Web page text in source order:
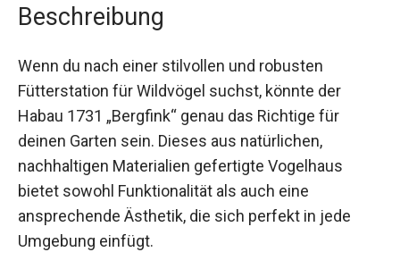
Beschreibung
Wenn du nach einer stilvollen und robusten
Fütterstation für Wildvögel suchst, könnte der
Habau 1731 „Bergfink“ genau das Richtige für
deinen Garten sein. Dieses aus natürlichen,
nachhaltigen Materialien gefertigte Vogelhaus
bietet sowohl Funktionalität als auch eine
ansprechende Ästhetik, die sich perfekt in jede
Umgebung einfügt.